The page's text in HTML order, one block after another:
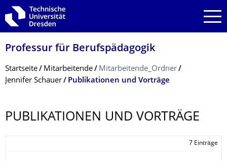
Zur Hauptnavigation springen
Zur Suche springen
Zum Inhalt springen
Professur für Berufspädagogik
Breadcrumb-Menü
Startseite Mitarbeitende
Mitarbeitende_Ordner
Jennifer Schauer
Publikationen und Vorträge
PUBLIKATIONEN UND VORTRÄGE
7 Einträge